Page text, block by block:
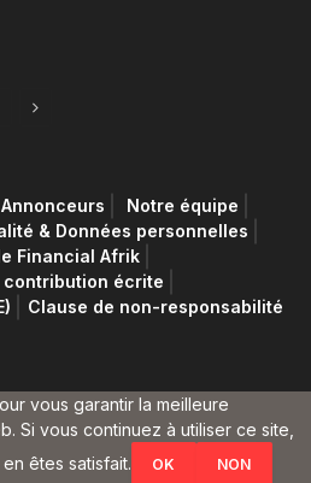
Next
Annonceurs
Notre équipe
& Données personnelles
Financial Afrik
contribution écrite
Clause de non-responsabilité
vous garantir la meilleure
Si vous continuez à utiliser ce site,
êtes satisfait.
OK NON